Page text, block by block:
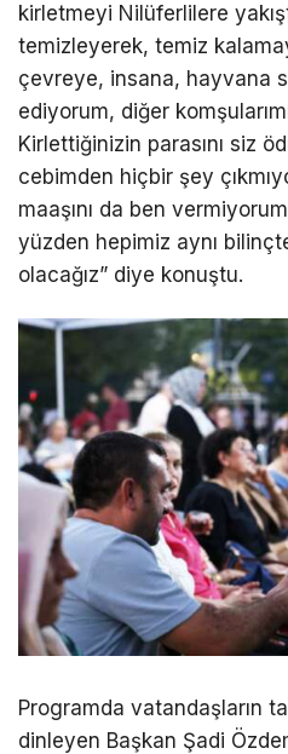
kirletmeyi Nilüferlilere
temizleyerek, temiz
çevreye, insana, hayvana
ediyorum, diğer
Kirlettiğinizin parasını siz
cebimden hiçbir şey
maaşını da ben
yüzden hepimiz aynı
olacağız” diye konuştu.
Programda vatandaşların
dinleyen Başkan Şadi